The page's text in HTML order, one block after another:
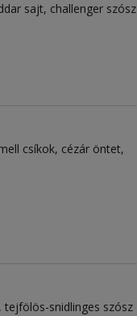
sajt, challenger szósz
csíkok, cézár öntet,
tejfölös-snidlinges szósz